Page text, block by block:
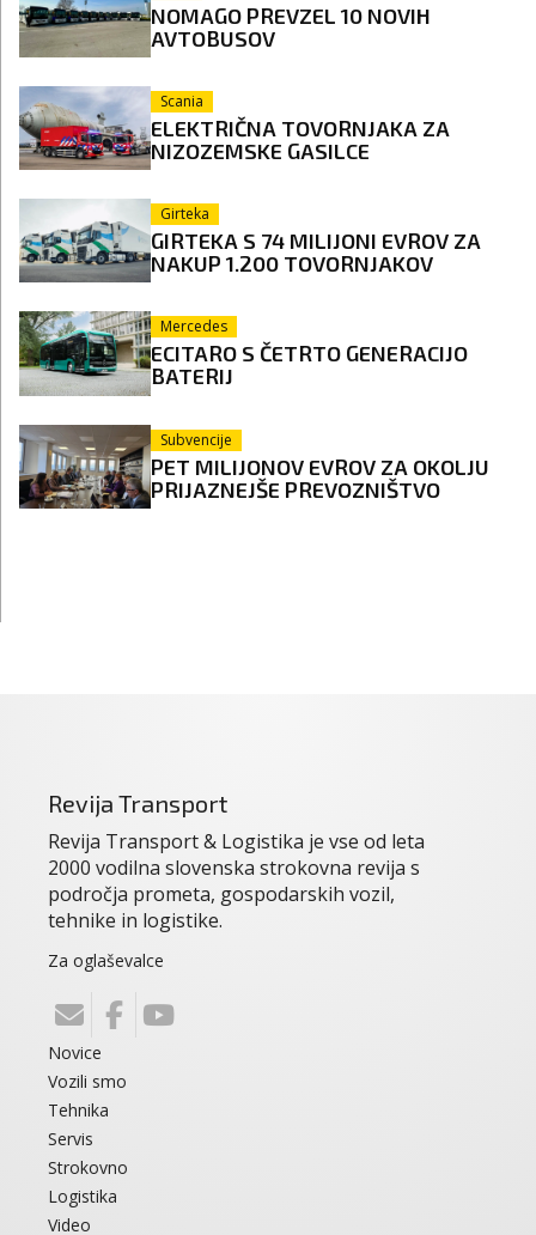
NOMAGO PREVZEL 10 NOVIH
AVTOBUSOV
Scania
ELEKTRIČNA TOVORNJAKA ZA
NIZOZEMSKE GASILCE
Girteka
GIRTEKA S 74 MILIJONI EVROV ZA
NAKUP 1.200 TOVORNJAKOV
Mercedes
ECITARO S ČETRTO GENERACIJO
BATERIJ
Subvencije
PET MILIJONOV EVROV ZA OKOLJU
PRIJAZNEJŠE PREVOZNIŠTVO
Revija Transport
Revija Transport & Logistika je vse od leta
2000 vodilna slovenska strokovna revija s
področja prometa, gospodarskih vozil,
tehnike in logistike.
Za oglaševalce
Novice
Vozili smo
Tehnika
Servis
Strokovno
Logistika
Video